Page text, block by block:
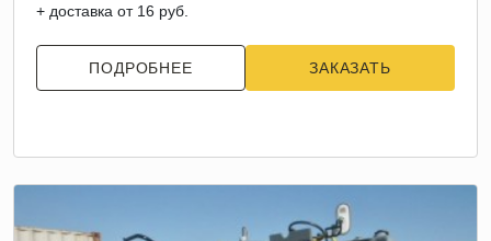
+ доставка от 16 руб.
ПОДРОБНЕЕ ЗАКАЗАТЬ